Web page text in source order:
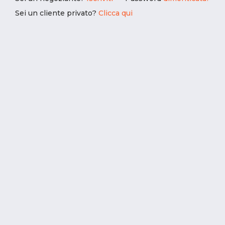
Sei un cliente privato? Clicca qui